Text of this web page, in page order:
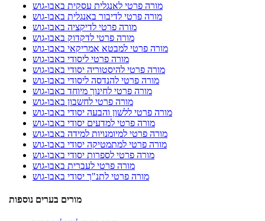
מורה פרטי לאנגלית עסקית באבו-גוש
מורה פרטי לדיבור באנגלית באבו-גוש
מורה פרטי לדיקציה באבו-גוש
מורה פרטי לדקדוק באבו-גוש
מורה פרטי למבטא אמריקאי באבו-גוש
מורה פרטי ליסודי באבו-גוש
מורה פרטי להיסטוריה יסודי באבו-גוש
מורה פרטי להנדסה ליסודי באבו-גוש
מורה פרטי לחינוך מיוחד באבו-גוש
מורה פרטי לחשבון באבו-גוש
מורה פרטי ללשון והבעה יסודי באבו-גוש
מורה פרטי למדעים יסודי באבו-גוש
מורה פרטי למיומנויות למידה באבו-גוש
מורה פרטי למתמטיקה יסודי באבו-גוש
מורה פרטי לספרות יסודי באבו-גוש
מורה פרטי לעברית באבו-גוש
מורה פרטי לתנ"ך יסודי באבו-גוש
מורים בערים נוספות